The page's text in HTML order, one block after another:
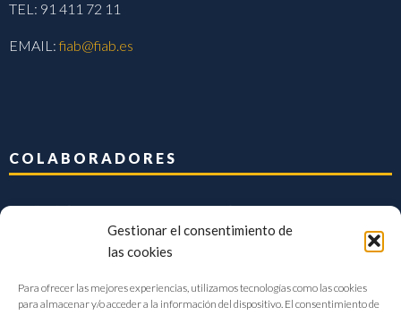
Gestionar el consentimiento de
las cookies
Para ofrecer las mejores experiencias, utilizamos tecnologías como las cookies
para almacenar y/o acceder a la información del dispositivo. El consentimiento de
TEL: 91 411 72 11
EMAIL:fiab@fiab.es
COLABORADORES